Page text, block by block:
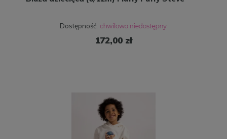
Dostępność:
172,00 zł